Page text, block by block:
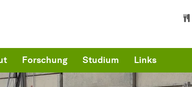
Forschung Studium Links